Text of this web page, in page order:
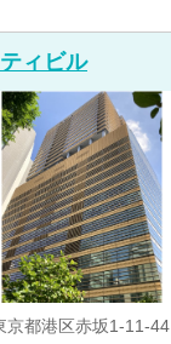
ィビル
京都港区赤坂1-11-44